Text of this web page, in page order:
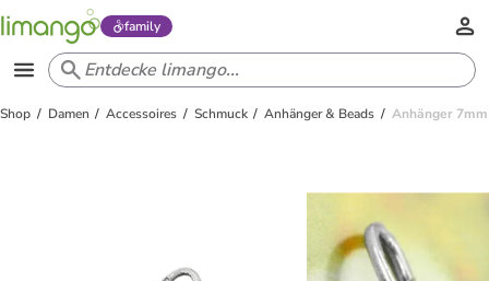
family
Shop Damen Accessoires Schmuck Anhänger & Beads Anhänger